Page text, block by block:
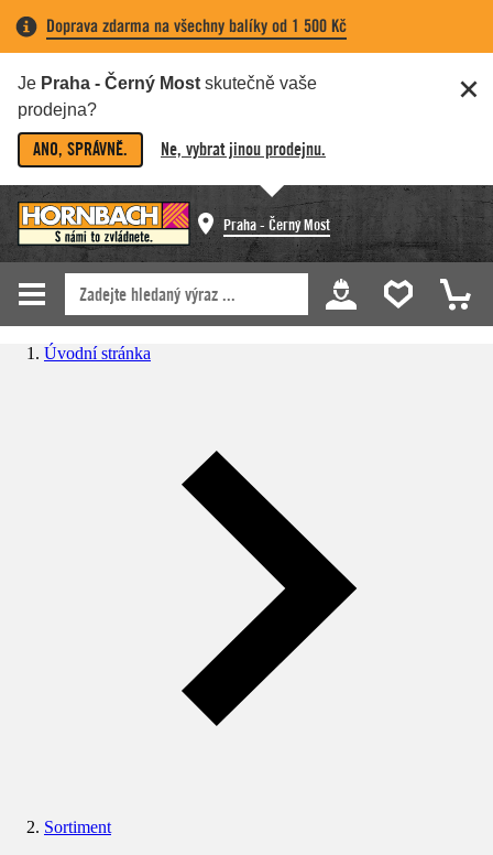
Doprava zdarma na všechny balíky od 1 500 Kč
Je Praha - Černý Most skutečně vaše
prodejna?
ANO, SPRÁVNĚ. Ne, vybrat jinou prodejnu.
Praha - Černý Most
Úvodní stránka
Sortiment